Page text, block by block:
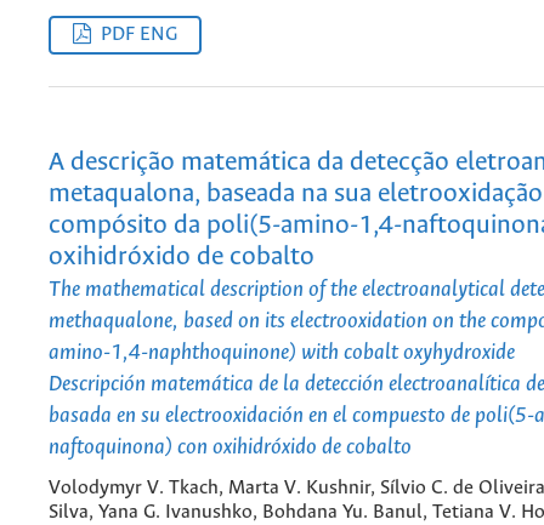
PDF ENG
A descrição matemática da detecção
metaqualona, baseada na sua
compósito da poli(5-amino-1,4-
oxihidróxido de cobalto
The mathematical description of the electroanalytical
methaqualone, based on its electrooxidation on the
amino-1,4-naphthoquinone) with cobalt oxyhydroxide
Descripción matemática de la detección electroanalítica
basada en su electrooxidación en el compuesto de
naftoquinona) con oxihidróxido de cobalto
Volodymyr V. Tkach, Marta V. Kushnir, Sílvio C. de
Silva, Yana G. Ivanushko, Bohdana Yu. Banul, Tetiana V.